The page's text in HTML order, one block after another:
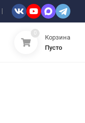
0
Корзина
Пусто